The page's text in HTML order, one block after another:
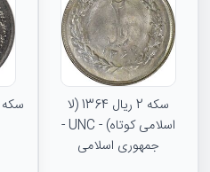
سکه 2 ریال 1364 (لا
اسلامی کوتاه) - UNC -
جمهوری اسلامی